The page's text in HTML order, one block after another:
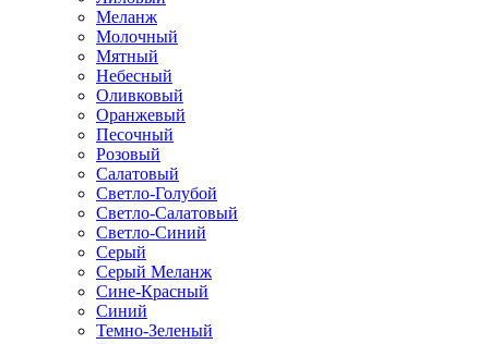
Меланж
Молочный
Мятный
Небесный
Оливковый
Оранжевый
Песочный
Розовый
Салатовый
Светло-Голубой
Светло-Салатовый
Светло-Синий
Серый
Серый Меланж
Сине-Красный
Синий
Темно-Зеленый